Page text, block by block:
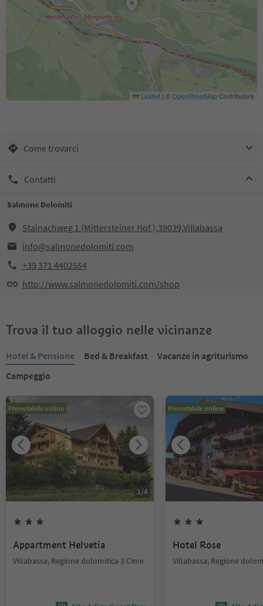
Leaflet | ©OpenStreetMapContributors
Come trovarci
Contatti
Salmone Dolomiti
Stainachweg 1 (Mittersteiner Hof ),39039,Villabassa
info@salmonedolomiti.com
+39 371 4402554
http://www.salmonedolomiti.com/shop
Trova il tuo alloggio nelle vicinanze
Hotel & Pensione Bed & Breakfast
Vacanze in agriturismo
Campeggio
Prenotabile online
1/4
Appartment Helvetia
Villabassa, Regione dolomitica 3 Cime
Prenotabile online
Hotel Rose
Villabassa, Regione